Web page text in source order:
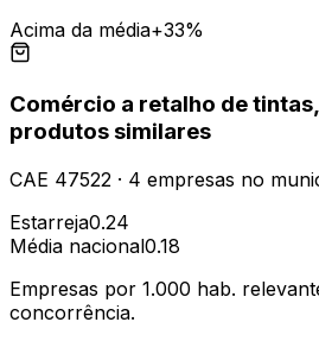
Acima da média+33%
Comércio a retalho de
produtos similares
CAE 47522 · 4 empresas no
Estarreja0.24
Média nacional0.18
Empresas por 1.000 hab.
concorrência.